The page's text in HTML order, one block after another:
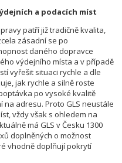
a podacích míst
patří již tradičně kvalita,
zásadní se po
daného dopravce
výdejního místa a v případě
vyřešit situaci rychle a dle
jak rychle a silně roste
po vysoké kvalitě
adresu. Proto GLS neustále
vždy však s ohledem na
má GLS v Česku 1300
doplněných o možnost
vhodně doplňují pokrytí